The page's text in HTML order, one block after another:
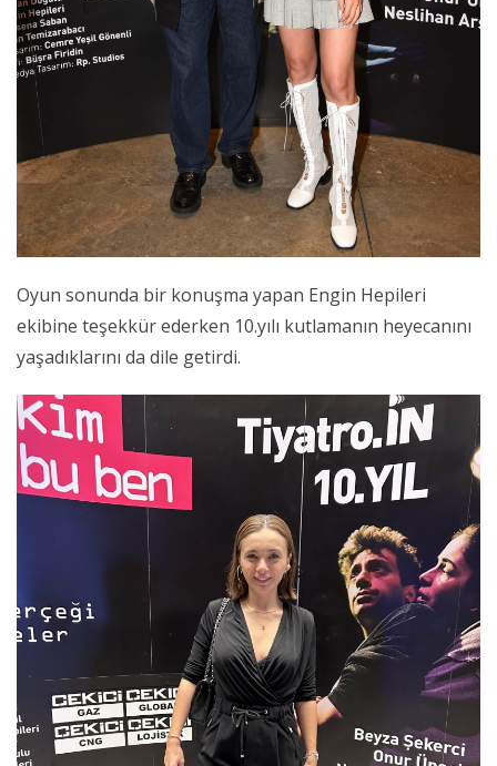
Oyun sonunda bir konuşma yapan Engin Hepileri
ekibine teşekkür ederken 10.yılı kutlamanın heyecanını
yaşadıklarını da dile getirdi.